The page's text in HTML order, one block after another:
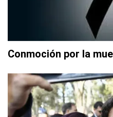
Conmoción por la